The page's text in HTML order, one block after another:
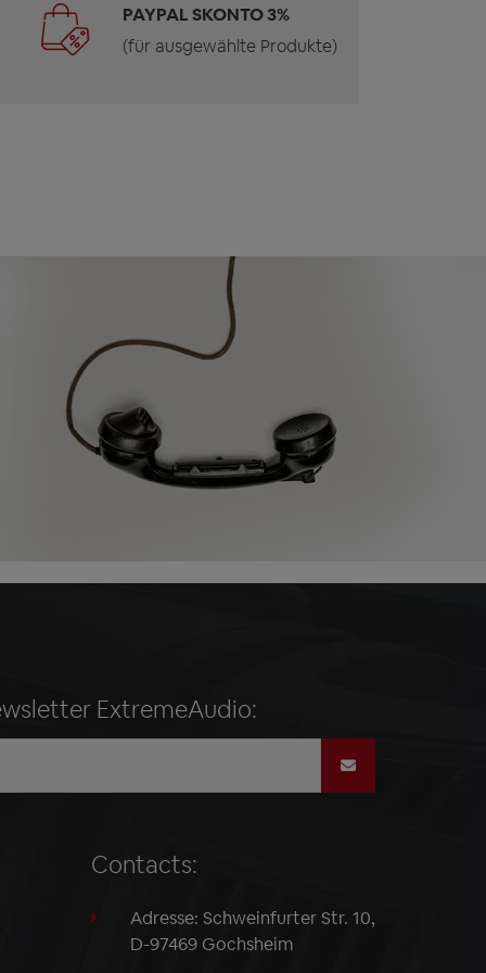
PAYPAL SKONTO 3%
(für ausgewählte Produkte)
ExtremeAudio:
Contacts:
Adresse: Schweinfurter Str. 10,
D-97469 Gochsheim